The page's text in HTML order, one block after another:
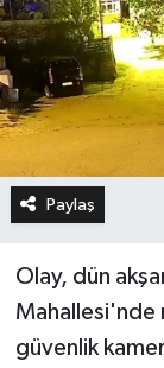
Paylaş
Olay, dün
Mahallesi'nde
güvenlik